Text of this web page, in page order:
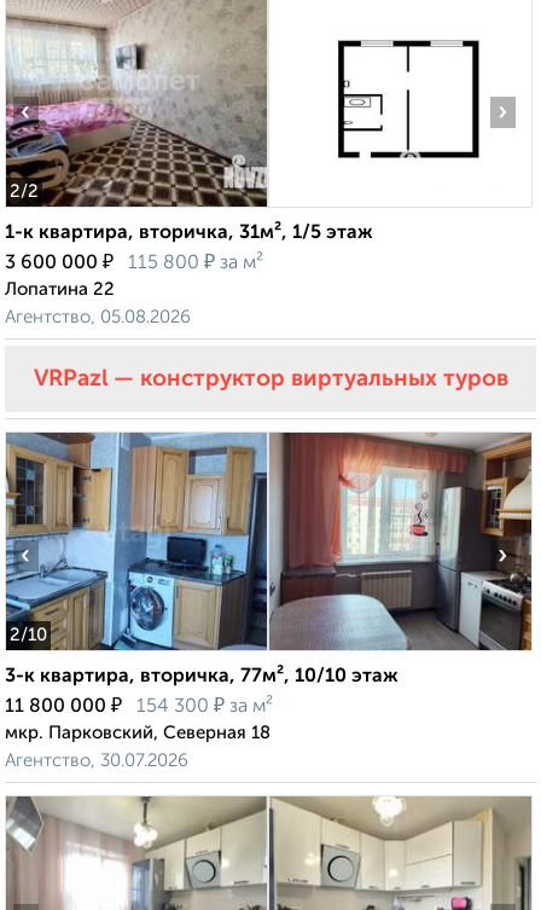
2/2
‹ ›
1-к квартира, вторичка, 31м², 1/5 этаж
3 600 000 ₽ 115 800 ₽ за м²
Лопатина 22
Агентство, 05.08.2026
VRPazl — конструктор виртуальных туров
2/10
‹ ›
3-к квартира, вторичка, 77м², 10/10 этаж
11 800 000 ₽ 154 300 ₽ за м²
мкр. Парковский, Северная 18
Агентство, 30.07.2026